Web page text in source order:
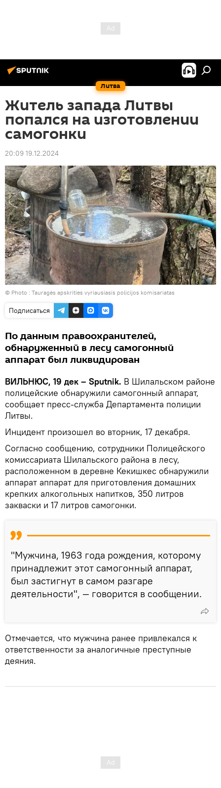
Литва
Житель запада Литвы
попался на изготовлении
самогонки
20:09 19.12.2024
© Photo : Tauragės apskrities vyriausiasis policijos komisariatas
Подписаться
По данным правоохранителей,
обнаруженный в лесу самогонный
аппарат был ликвидирован
ВИЛЬНЮС, 19 дек – Sputnik. В Шилальском районе
полицейские обнаружили самогонный аппарат,
сообщает пресс-служба Департамента полиции
Литвы.
Инцидент произошел во вторник, 17 декабря.
Согласно сообщению, сотрудники Полицейского
комиссариата Шилальского района в лесу,
расположенном в деревне Кекишкес обнаружили
аппарат аппарат для приготовления домашних
крепких алкогольных напитков, 350 литров
закваски и 17 литров самогонки.
"Мужчина, 1963 года рождения, которому
принадлежит этот самогонный аппарат,
был застигнут в самом разгаре
деятельности", — говорится в сообщении.
Отмечается, что мужчина ранее привлекался к
ответственности за аналогичные преступные
деяния.